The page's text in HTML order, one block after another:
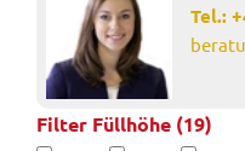
Tel.:
Filter Füllhöhe (19)